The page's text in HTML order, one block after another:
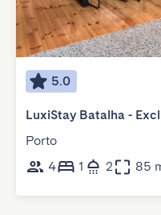
5.0
LuxiStay Batalha -
Porto
4
1 2 85